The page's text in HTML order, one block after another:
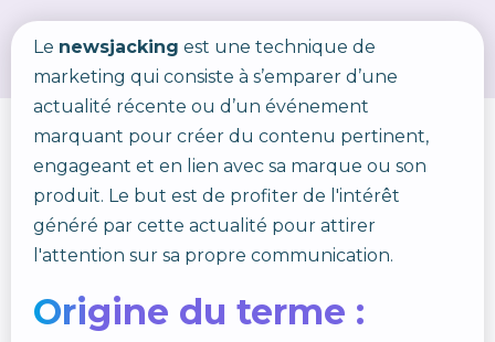
Le newsjacking est une technique de
marketing qui consiste à s’emparer d’une
actualité récente ou d’un événement
marquant pour créer du contenu pertinent,
engageant et en lien avec sa marque ou son
produit. Le but est de profiter de l'intérêt
généré par cette actualité pour attirer
l'attention sur sa propre communication.
Origine du terme :